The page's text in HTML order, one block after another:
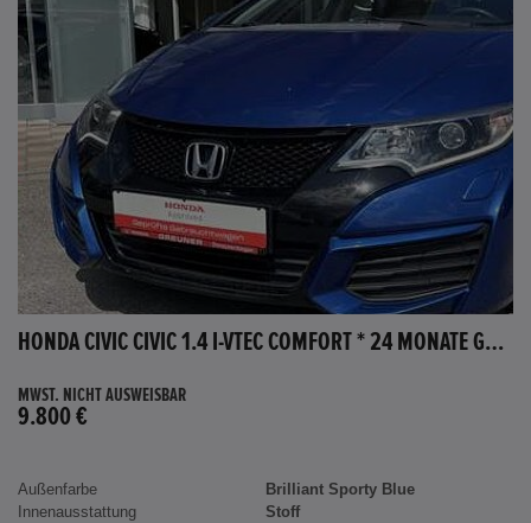
HONDA CIVIC CIVIC 1.4 I-VTEC COMFORT * 24 MONATE GARANTIE *
MWST. NICHT AUSWEISBAR
9.800 €
Außenfarbe
Brilliant Sporty Blue
Innenausstattung
Stoff